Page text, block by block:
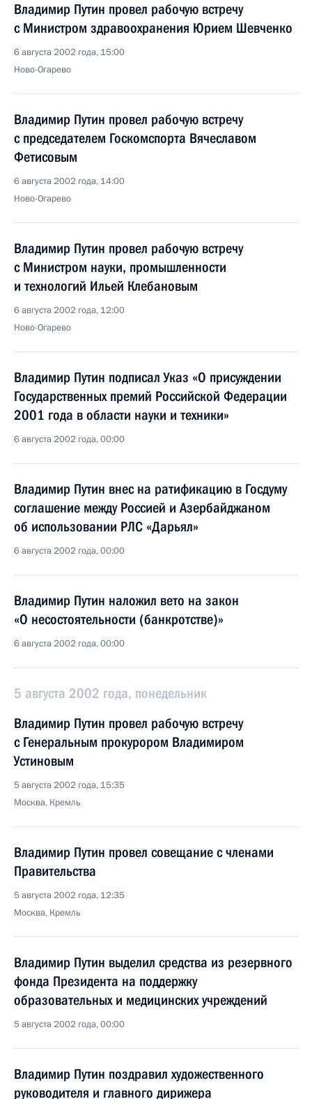
Владимир Путин провел рабочую встречу
с Министром здравоохранения Юрием Шевченко
6 августа 2002 года, 15:00
Ново-Огарево
Владимир Путин провел рабочую встречу
с председателем Госкомспорта Вячеславом
Фетисовым
6 августа 2002 года, 14:00
Ново-Огарево
Владимир Путин провел рабочую встречу
с Министром науки, промышленности
и технологий Ильей Клебановым
6 августа 2002 года, 12:00
Ново-Огарево
Владимир Путин подписал Указ «О присуждении
Государственных премий Российской Федерации
2001 года в области науки и техники»
6 августа 2002 года, 00:00
Владимир Путин внес на ратификацию в Госдуму
соглашение между Россией и Азербайджаном
об использовании РЛС «Дарьял»
6 августа 2002 года, 00:00
Владимир Путин наложил вето на закон
«О несостоятельности (банкротстве)»
6 августа 2002 года, 00:00
5 августа 2002 года, понедельник
Владимир Путин провел рабочую встречу
с Генеральным прокурором Владимиром
Устиновым
5 августа 2002 года, 15:35
Москва, Кремль
Владимир Путин провел совещание с членами
Правительства
5 августа 2002 года, 12:35
Москва, Кремль
Владимир Путин выделил средства из резервного
фонда Президента на поддержку
образовательных и медицинских учреждений
5 августа 2002 года, 00:00
Владимир Путин поздравил художественного
руководителя и главного дирижера